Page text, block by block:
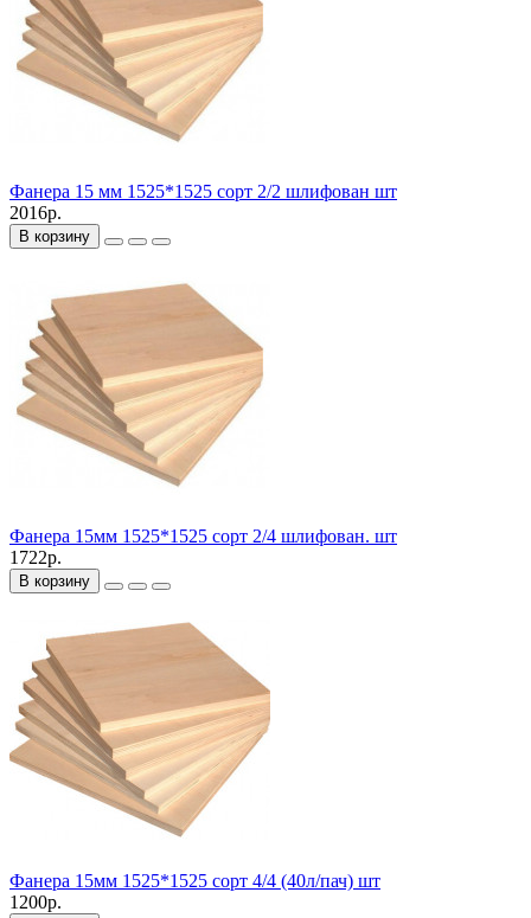
Фанера 15 мм 1525*1525 сорт 2/2 шлифован шт
2016р.
В корзину
Фанера 15мм 1525*1525 сорт 2/4 шлифован. шт
1722р.
В корзину
Фанера 15мм 1525*1525 сорт 4/4 (40л/пач) шт
1200р.